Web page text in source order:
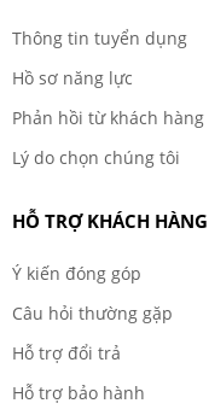
Thông tin tuyển dụng
Hồ sơ năng lực
Phản hồi từ khách hàng
Lý do chọn chúng tôi
HỖ TRỢ KHÁCH HÀNG
Ý kiến đóng góp
Câu hỏi thường gặp
Hỗ trợ đổi trả
Hỗ trợ bảo hành